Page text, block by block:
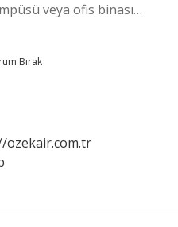
veya ofis binası…
Bırak
ozekair.com.tr